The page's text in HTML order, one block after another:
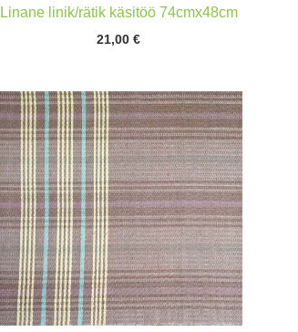
Linane linik/rätik käsitöö 74cmx48cm
21,00€